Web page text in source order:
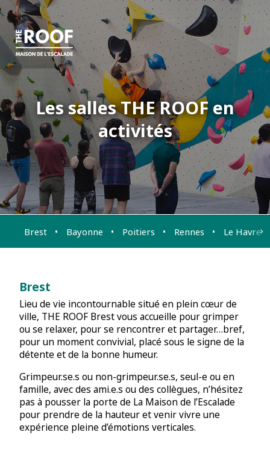
Les salles THE ROOF en
activités
Brest Bayonne Poitiers Rennes Le Havre
Brest
Lieu de vie incontournable situé en plein cœur de
ville, THE ROOF Brest vous accueille pour grimper
ou se relaxer, pour se rencontrer et partager…bref,
pour un moment convivial, placé sous le signe de la
détente et de la bonne humeur.
Grimpeur.se.s ou non-grimpeur.se.s, seul-e ou en
famille, avec des ami.e.s ou des collègues, n’hésitez
pas à pousser la porte de La Maison de l’Escalade
pour prendre de la hauteur et venir vivre une
expérience pleine d’émotions verticales.